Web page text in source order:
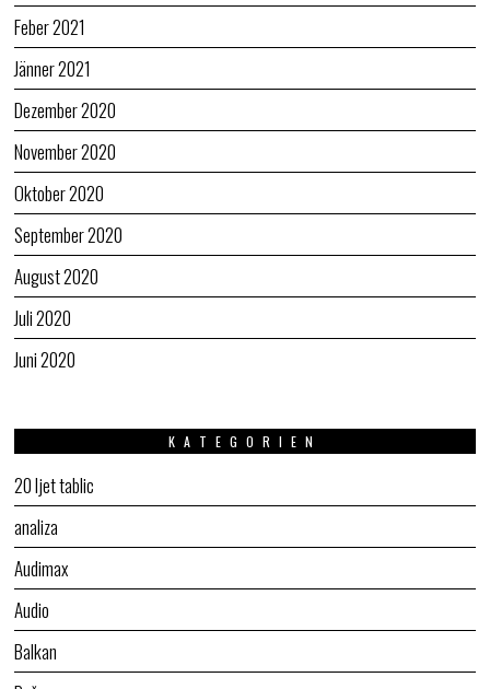
Feber 2021
Jänner 2021
Dezember 2020
November 2020
Oktober 2020
September 2020
August 2020
Juli 2020
Juni 2020
KATEGORIEN
20 ljet tablic
analiza
Audimax
Audio
Balkan